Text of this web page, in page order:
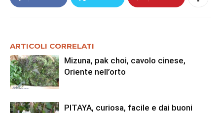
ARTICOLI CORRELATI
Mizuna, pak choi, cavolo cinese,
Oriente nell’orto
PITAYA, curiosa, facile e dai buoni